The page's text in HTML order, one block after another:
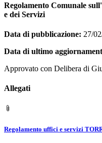
Regolamento Comunale
e dei Servizi
Data di pubblicazione: 27/
Data di ultimo
Approvato con Delibera di
Allegati
Regolamento uffici e servizi